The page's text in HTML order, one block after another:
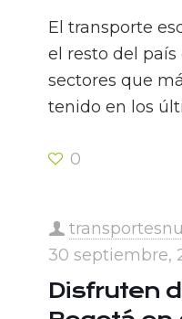
El transporte
el resto del país
sectores que
tenido en los
0
30 septiembre,
Disfruten